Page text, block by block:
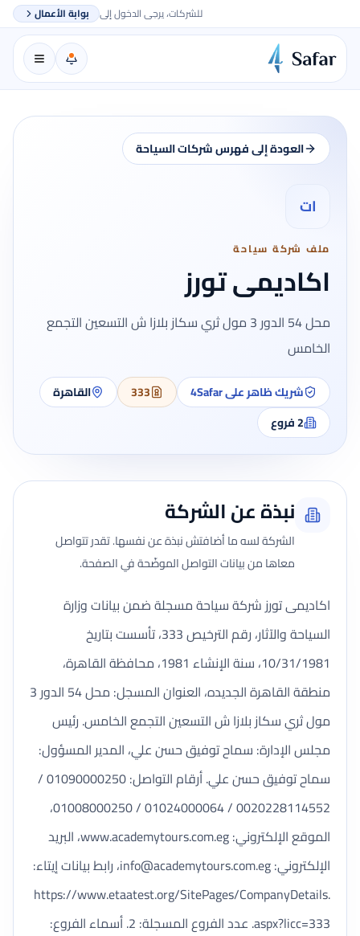
للشركات، يرجى الدخول إلى بوابة الأعمال
العودة إلى فهرس شركات السياحة
ات
ملف شركة سياحة
اكاديمى تورز
محل 54 الدور 3 مول ثري سكاز بلازا ش التسعين التجمع
الخامس
شريك ظاهر على 4Safar 333
القاهرة
2فروع
نبذة عن الشركة
الشركة لسه ما أضافتش نبذة عن نفسها. تقدر تتواصل
معاها من بيانات التواصل الموضّحة في الصفحة.
اكاديمى تورز شركة سياحة مسجلة ضمن بيانات وزارة
السياحة والآثار، رقم الترخيص 333، تأسست بتاريخ
10/31/1981، سنة الإنشاء 1981، محافظة القاهرة،
منطقة القاهرة الجديده، العنوان المسجل: محل 54 الدور 3
مول ثري سكاز بلازا ش التسعين التجمع الخامس. رئيس
مجلس الإدارة: سماح توفيق حسن علي، المدير المسؤول:
سماح توفيق حسن علي. أرقام التواصل: 01090000250 /
0020228114552 / 01024000064 / 01008000250،
الموقع الإلكتروني: www.academytours.com.eg، البريد
الإلكتروني:info@academytours.com.eg، رابط بيانات إيتاء:
https://www.etaatest.org/SitePages/CompanyDetails.
aspx?licc=333. عدد الفروع المسجلة: 2. أسماء الفروع: